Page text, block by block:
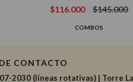
$116.000
$145.000
COMBOS
CONTACTO
2030 (líneas rotativas) | Torre